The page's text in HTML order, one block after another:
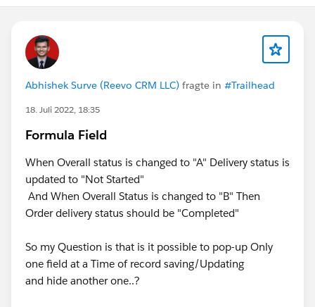
Abhishek Surve (Reevo CRM LLC) fragte in #Trailhead
18. Juli 2022, 18:35
Formula Field
When Overall status is changed to "A" Delivery status is
updated to "Not Started"
And When Overall Status is changed to "B" Then
Order delivery status should be "Completed"
So my Question is that is it possible to pop-up Only
one field at a Time of record saving/Updating
and hide another one..?